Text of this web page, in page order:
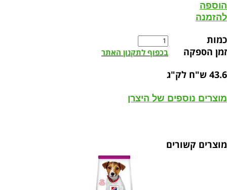
הוספה
להזמנה
כמות
זמן הספקה
בכפוף לתקנון האתר
43.6 ש"ח לק"ג
מוצרים נוספים של היצרן
מוצרים קשורים